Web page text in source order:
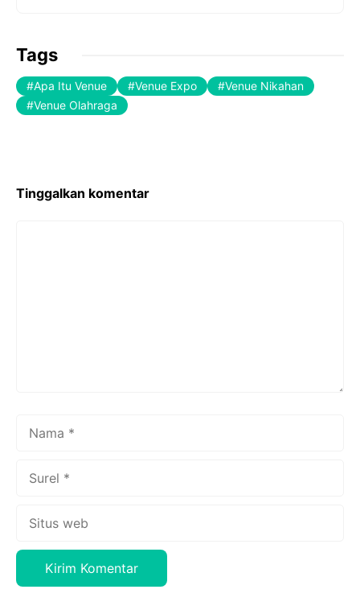
Tags
Apa Itu Venue Venue Expo
Venue Nikahan
Venue Olahraga
Tinggalkan komentar